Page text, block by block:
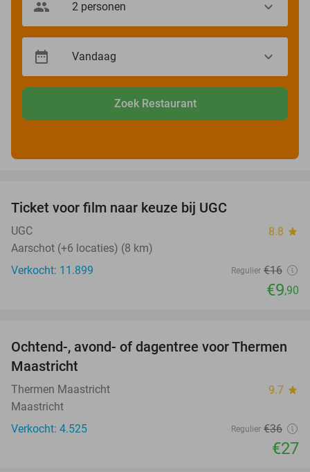
Zoek Restaurant
Ticket voor film naar keuze bij UGC
UGC 8.8 star
Aarschot (+6 locaties) (8 km)
Verkocht: 11.899
Regulier €16
€9,90
25%
Ochtend-, avond- of dagentree voor Thermen
Maastricht
Thermen Maastricht 9.7 star
Maastricht
Verkocht: 4.525
Regulier €36
€27